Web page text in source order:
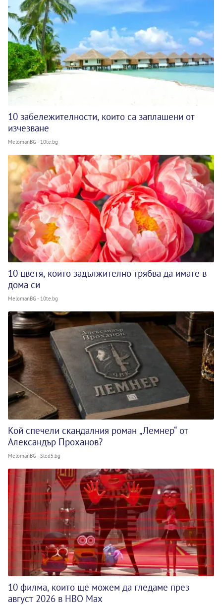
10 забележителности, които са заплашени от
изчезване
MelomanBG - 10te.bg
10 цветя, които задължително трябва да имате в
дома си
MelomanBG - 10te.bg
Кой спечели скандалния роман „Лемнер“ от
Александър Проханов?
MelomanBG - Sled5.bg
10 филма, които ще можем да гледаме през
август 2026 в HBO Max